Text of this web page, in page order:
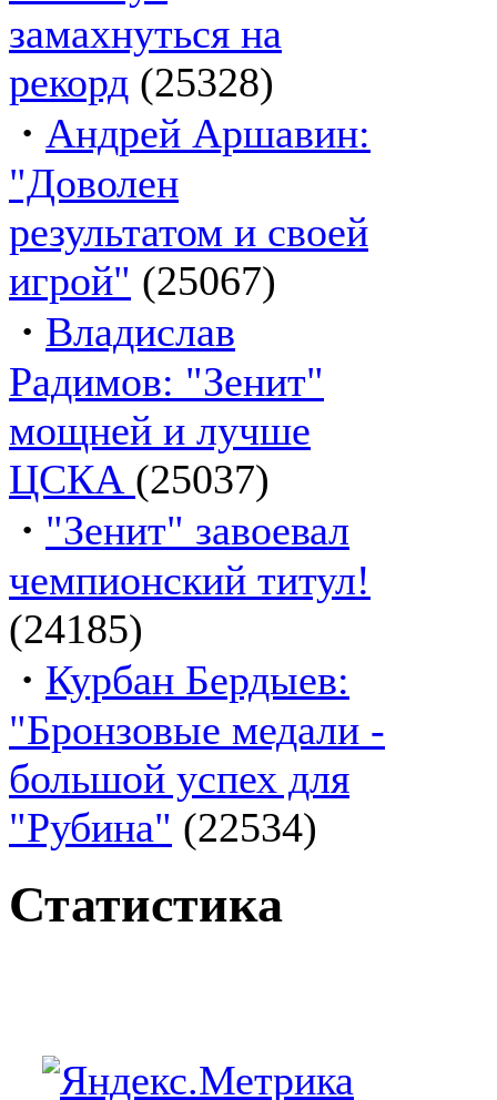
замахнуться на
рекорд (25328)
· Андрей Аршавин:
"Доволен
результатом и своей
игрой" (25067)
· Владислав
Радимов: "Зенит"
мощней и лучше
ЦСКА (25037)
· "Зенит" завоевал
чемпионский титул!
(24185)
· Курбан Бердыев:
"Бронзовые медали -
большой успех для
"Рубина" (22534)
Статистика